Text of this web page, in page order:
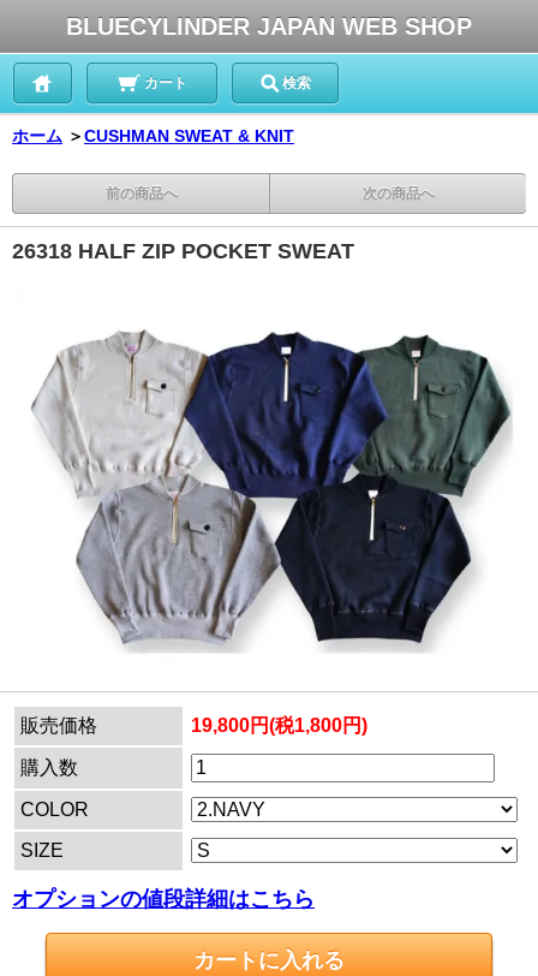
BLUECYLINDER JAPAN WEB SHOP
カート 検索
ホーム ＞CUSHMAN SWEAT & KNIT
前の商品へ 次の商品へ
26318 HALF ZIP POCKET SWEAT
販売価格 19,800円(税1,800円)
購入数
COLOR
SIZE
オプションの値段詳細はこちら